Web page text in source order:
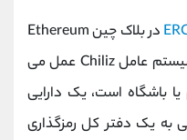
در بلاک چین Ethereum
است که به عنوان یک رمزارز برای سیستم عامل Chiliz عمل می
باشگاه است، یک دارایی
یک دفتر کل رمزگذاری